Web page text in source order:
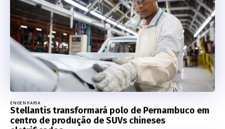
ENGENHARIA
Stellantis transformará polo de Pernambuco em
centro de produção de SUVs chineses